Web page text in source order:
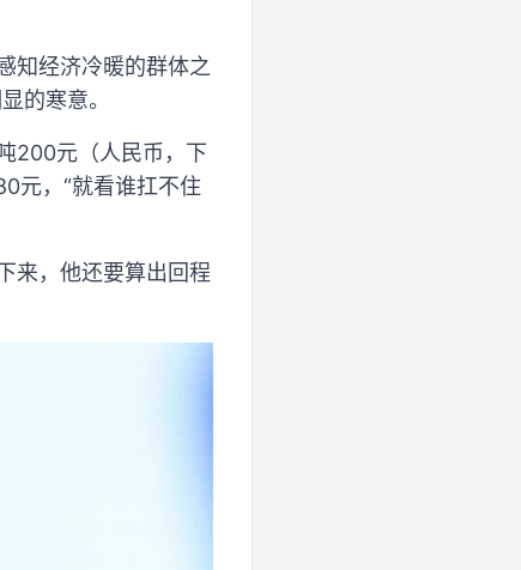
知经济冷暖的群体之
的寒意。
200元（人民币，下
元，“就看谁扛不住
来，他还要算出回程